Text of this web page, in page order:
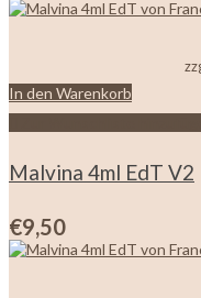
In den Warenkorb
Malvina 4ml EdT V2
€9,50